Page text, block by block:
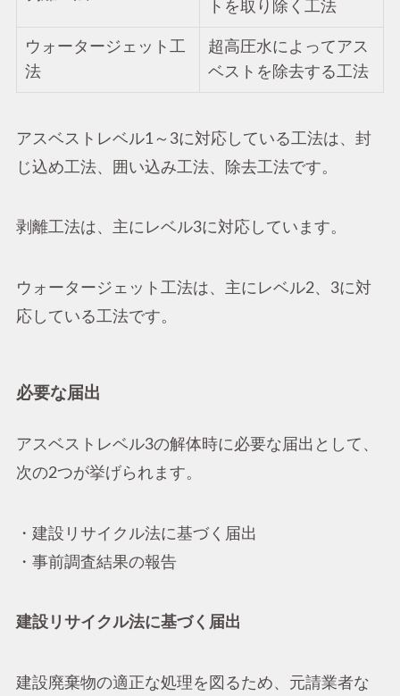
トを取り除く工法
ウォータージェット工
法
超高圧水によってアス
ベストを除去する工法
アスベストレベル1～3に対応している工法は、封
じ込め工法、囲い込み工法、除去工法です。
剥離工法は、主にレベル3に対応しています。
ウォータージェット工法は、主にレベル2、3に対
応している工法です。
必要な届出
アスベストレベル3の解体時に必要な届出として、
次の2つが挙げられます。
・建設リサイクル法に基づく届出
・事前調査結果の報告
建設リサイクル法に基づく届出
建設廃棄物の適正な処理を図るため、元請業者な